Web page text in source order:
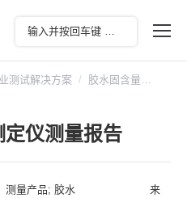
测试解决方案 胶水固含量…
仪测量报告
测量产品; 胶水 来